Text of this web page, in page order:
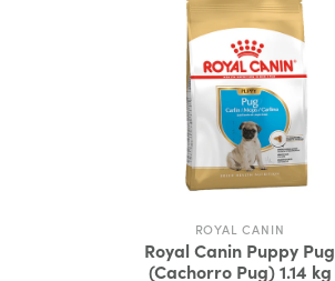
ROYAL CANIN
Royal Canin Puppy Pug
(Cachorro Pug) 1.14 kg